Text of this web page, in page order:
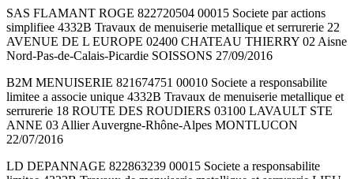
SAS FLAMANT ROGE 822720504 00015 Societe par actions
simplifiee 4332B Travaux de menuiserie metallique et serrurerie 22
AVENUE DE L EUROPE 02400 CHATEAU THIERRY 02 Aisne
Nord-Pas-de-Calais-Picardie SOISSONS 27/09/2016
B2M MENUISERIE 821674751 00010 Societe a responsabilite
limitee a associe unique 4332B Travaux de menuiserie metallique et
serrurerie 18 ROUTE DES ROUDIERS 03100 LAVAULT STE
ANNE 03 Allier Auvergne-Rhône-Alpes MONTLUCON
22/07/2016
LD DEPANNAGE 822863239 00015 Societe a responsabilite